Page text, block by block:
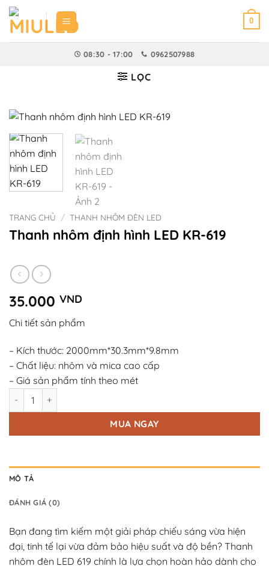
Bỏ
qua
nội
0
08:30 - 17:00 0962507988
LỌC
TRANG CHỦ / THANH NHÔM ĐÈN LED
Thanh nhôm định hình LED KR-619
35.000 VND
Chi tiết sản phẩm
– Kích thước: 2000mm*30.3mm*9.8mm
– Chất liệu: nhôm và mica cao cấp
– Giá sản phẩm tính theo mét
Thanh nhôm định hình LED KR-619 số lượng
MUA NGAY
MÔ TẢ
ĐÁNH GIÁ (0)
Bạn đang tìm kiếm một giải pháp chiếu sáng vừa hiện
đại, tinh tế lại vừa đảm bảo hiệu suất và độ bền? Thanh
nhôm đèn LED 619 chính là lựa chọn hoàn hảo dành cho